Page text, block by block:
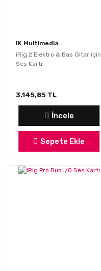
IK Multimedia
iRig 2 Elektro & Bas Gitar için
Ses Kartı
3.145,85 TL
İncele
Sepete Ekle